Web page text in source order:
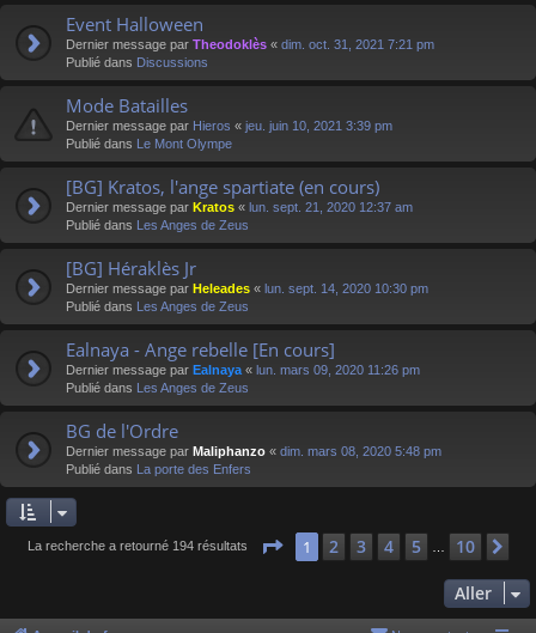
Event Halloween
Dernier message par Theodoklès « dim. oct. 31, 2021 7:21 pm
Publié dans Discussions
Mode Batailles
Dernier message par Hieros « jeu. juin 10, 2021 3:39 pm
Publié dans Le Mont Olympe
[BG] Kratos, l'ange spartiate (en cours)
Dernier message par Kratos « lun. sept. 21, 2020 12:37 am
Publié dans Les Anges de Zeus
[BG] Héraklès Jr
Dernier message par Heleades « lun. sept. 14, 2020 10:30 pm
Publié dans Les Anges de Zeus
Ealnaya - Ange rebelle [En cours]
Dernier message par Ealnaya « lun. mars 09, 2020 11:26 pm
Publié dans Les Anges de Zeus
BG de l'Ordre
Dernier message par Maliphanzo « dim. mars 08, 2020 5:48 pm
Publié dans La porte des Enfers
La recherche a retourné 194 résultats Page 1sur 10
1 2 3 4 5 10
Aller